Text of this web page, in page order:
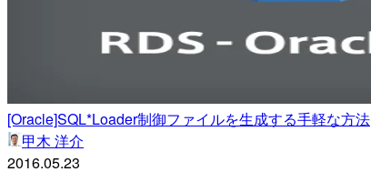
[Oracle]SQL*Loader制御ファイルを生成する手軽な方法
甲木 洋介
2016.05.23